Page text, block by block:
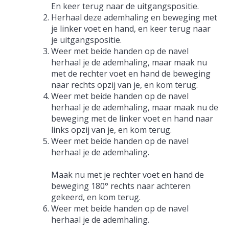
En keer terug naar de uitgangspositie.
Herhaal deze ademhaling en beweging met
je linker voet en hand, en keer terug naar
je uitgangspositie.
Weer met beide handen op de navel
herhaal je de ademhaling, maar maak nu
met de rechter voet en hand de beweging
naar rechts opzij van je, en kom terug.
Weer met beide handen op de navel
herhaal je de ademhaling, maar maak nu de
beweging met de linker voet en hand naar
links opzij van je, en kom terug.
Weer met beide handen op de navel
herhaal je de ademhaling.
Maak nu met je rechter voet en hand de
beweging 180° rechts naar achteren
gekeerd, en kom terug.
Weer met beide handen op de navel
herhaal je de ademhaling.